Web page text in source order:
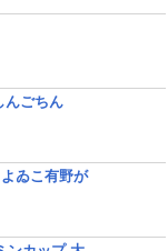
んごちん
ゐこ有野が